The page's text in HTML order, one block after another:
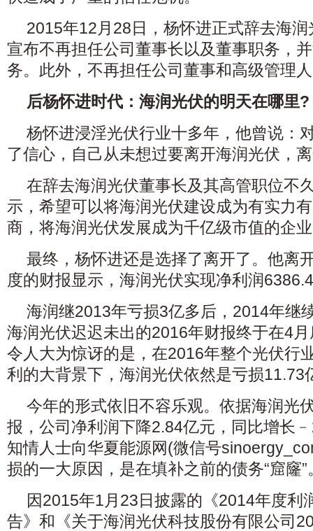
2015年12月28日，杨怀进正式辞去海
宣布不再担任公司董事长以及董事职务，
务。此外，不再担任公司董事和高级管理
后杨怀进时代：海润光伏的明天在哪里?
杨怀进浸淫光伏行业十多年，他曾说：
了信心，自己从未想过要离开海润光伏，
在辞去海润光伏董事长及其高管职位不
示，希望可以将海润光伏建设成为有实力
商，将海润光伏发展成为千亿级市值的企
最终，杨怀进还是选择了离开了。他离
度的财报显示，海润光伏实现净利润
海润继2013年亏损3亿多后，2014年继
海润光伏迟迟未出的2016年财报终于在4月
令人大为惊讶的是，在2016年整个光伏行
利的大背景下，海润光伏依然是亏损11.73
今年的形式依旧不容乐观。依据海润光
报，公司净利润下降2.84亿元，同比增长
知情人士向华夏能源网(微信号
损的一大原因，是在填补之前的债务“窟窿”
因2015年1月23日披露的《2014年度利
告》和《关于海润光伏科技股份有限公司